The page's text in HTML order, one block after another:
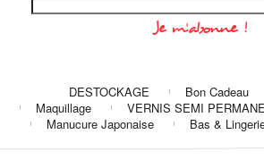
DESTOCKAGE Bon Cadeau
Maquillage
VERNIS SEMI
Manucure Japonaise
Bas &